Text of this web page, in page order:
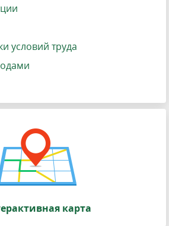
условий труда
карта